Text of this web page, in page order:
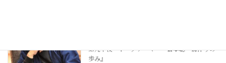
第九十夜 トークテーマ 『倉本聰 森作りの
歩み』